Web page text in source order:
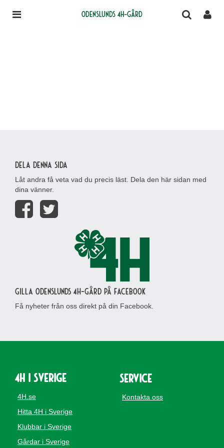
Odenslunds 4H-gård
Dela denna sida
Låt andra få veta vad du precis läst. Dela den här sidan med
dina vänner.
Gilla Odenslunds 4H-gård på Facebook
Få nyheter från oss direkt på din Facebook.
4H i Sverige
4H.se
Hitta 4H i Sverige
Klubbar i Sverige
Gårdar i Sverige
Service
Kontakta oss